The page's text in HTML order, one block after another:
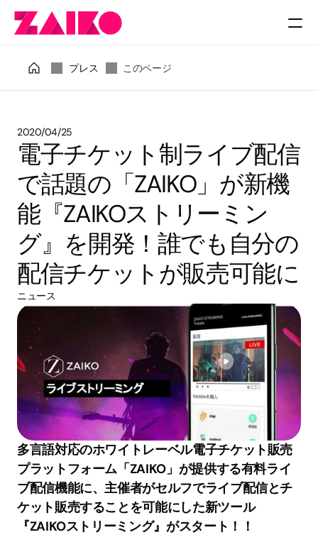
プレス このページ
2020/04/25
電子チケット制ライブ配信
で話題の「ZAIKO」が新機
能『ZAIKOストリーミン
グ』を開発！誰でも自分の
配信チケットが販売可能に
ニュース
多言語対応のホワイトレーベル電子チケット販売
プラットフォーム「ZAIKO」が提供する有料ライ
ブ配信機能に、主催者がセルフでライブ配信とチ
ケット販売することを可能にした新ツール
『ZAIKOストリーミング』がスタート！！